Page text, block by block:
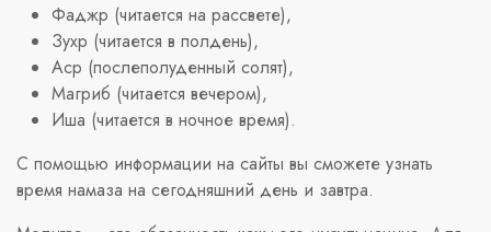
Фаджр (читается на рассвете),
Зухр (читается в полдень),
Аср (послеполуденный солят),
Магриб (читается вечером),
Иша (читается в ночное время).
С помощью информации на сайты вы сможете узнать
время намаза на сегодняшний день и завтра.